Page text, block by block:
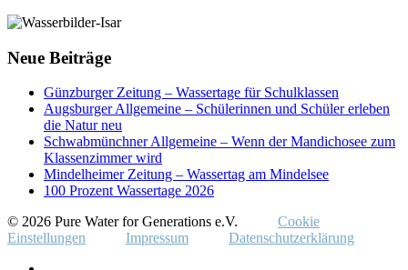
Neue Beiträge
Günzburger Zeitung – Wassertage für Schulklassen
Augsburger Allgemeine – Schülerinnen und Schüler erleben
die Natur neu
Schwabmünchner Allgemeine – Wenn der Mandichosee zum
Klassenzimmer wird
Mindelheimer Zeitung – Wassertag am Mindelsee
100 Prozent Wassertage 2026
© 2026 Pure Water for Generations e.V.
Cookie
Einstellungen
Impressum Datenschutzerklärung